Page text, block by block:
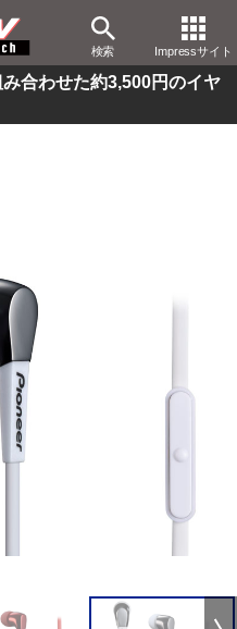
検索 Impressサイト
合わせた約3,500円のイヤ